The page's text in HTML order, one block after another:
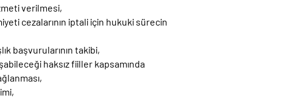
verilmesi,
cezalarının iptali için hukuki sürecin
başvurularının takibi,
haksız fiiller kapsamında